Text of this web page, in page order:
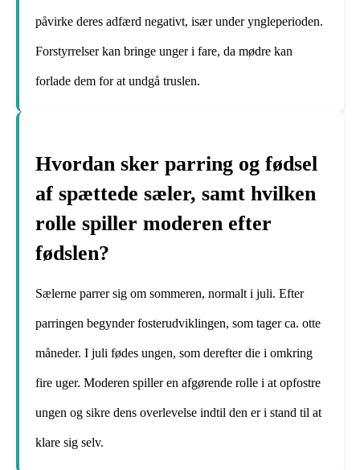
påvirke deres adfærd negativt, især under yngleperioden.
Forstyrrelser kan bringe unger i fare, da mødre kan
forlade dem for at undgå truslen.
Hvordan sker parring og fødsel
af spættede sæler, samt hvilken
rolle spiller moderen efter
fødslen?
Sælerne parrer sig om sommeren, normalt i juli. Efter
parringen begynder fosterudviklingen, som tager ca. otte
måneder. I juli fødes ungen, som derefter die i omkring
fire uger. Moderen spiller en afgørende rolle i at opfostre
ungen og sikre dens overlevelse indtil den er i stand til at
klare sig selv.